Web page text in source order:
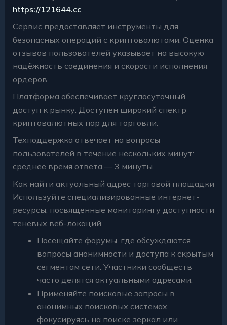
https://121644.cc.
Сервис предоставляет инструменты для
безопасных операций с криптовалютами. Оценка
отзывов пользователей указывает на высокую
надёжность соединения и скорости исполнения
ордеров.
Платформа обеспечивает круглосуточный
доступ к рынку. Доступен широкий спектр
криптовалютных пар для торговли.
Техподдержка отвечает на вопросы
пользователей в течение нескольких минут:
среднее время ответа — 3 минуты.
Как найти актуальный адрес торговой площадки
Используйте специализированные интернет-
ресурсы, посвященные мониторингу доступности
теневых веб-локаций.
Посещайте форумы, где обсуждаются
вопросы анонимности и доступа к скрытым
сегментам сети. Участники сообществ
часто делятся актуальными адресами.
Применяйте поисковые запросы в
анонимных поисковых системах,
фокусируясь на поиске зеркал или